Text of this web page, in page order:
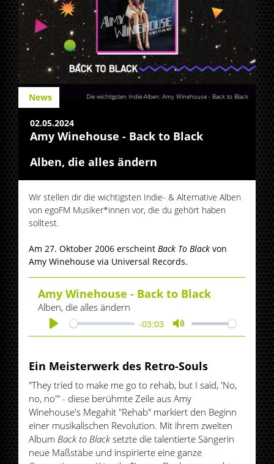
Die wichtigsten Indie-Alben: Amy Winehouse - Back to Black
News
02.05.2024
Amy Winehouse - Back to Black
Alben, die alles ändern
Wir stellen dir die wichtigsten Indie- & Alternative Alben
von egoFM Musiker*innen vor, die du gehört haben
solltest.
Am 27. Oktober 2006 erscheintBack To Black von
Amy Winehouse via Universal Records.
Amy Winehouse - Back to Black
Alben, die alles ändern
Play
-03:03
Mute
Ein Meisterwerk des Retro-Souls
"They tried to make me go to rehab, but I said, 'No,
no, no'" - diese berühmte Zeile aus Amy
Winehouse's Megahit "Rehab" markiert den Beginn
einer musikalischen Revolution. Mit ihrem zweiten
AlbumBack to Black setzte die talentierte Sängerin
neue Maßstäbe und inspirierte eine ganze